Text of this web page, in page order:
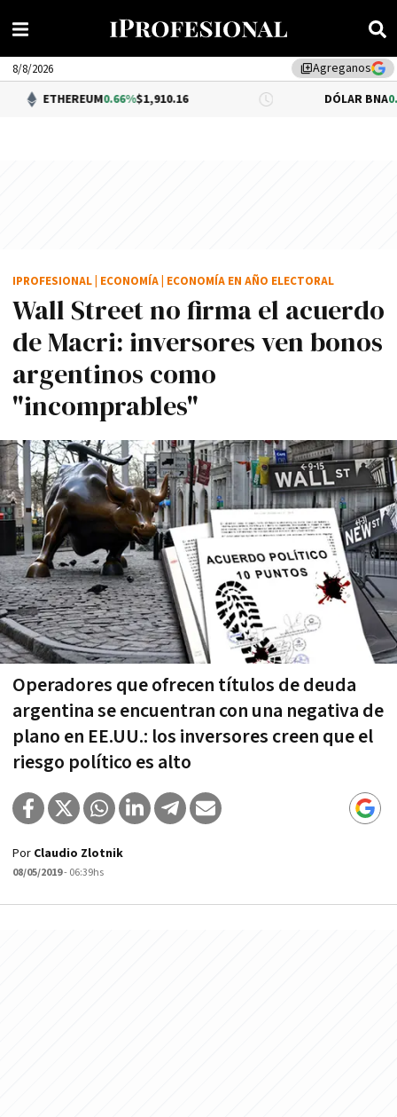
library_addAgreganos
8/8/2026
0.66%$1,910.16 DÓLAR BNA 0.34%
Wall Street no firma el acuerdo
de Macri: inversores ven bonos
argentinos como
"incomprables"
Operadores que ofrecen títulos de deuda
argentina se encuentran con una negativa de
plano en EE.UU.: los inversores creen que el
riesgo político es alto
IPROFESIONAL ECONOMÍA ECONOMÍA EN AÑO ELECTORAL
Por Claudio Zlotnik
08/05/2019- 06:39hs